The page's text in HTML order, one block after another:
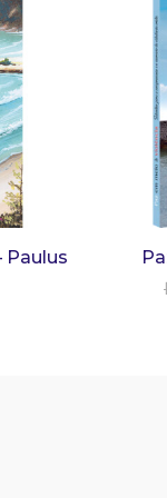
Paulus